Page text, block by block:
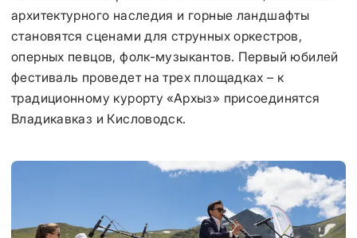
архитектурного наследия и горные ландшафты
становятся сценами для струнных оркестров,
оперных певцов, фолк-музыкантов. Первый юбилей
фестиваль проведет на трех площадках – к
традиционному курорту «Архыз» присоединятся
Владикавказ и Кисловодск.